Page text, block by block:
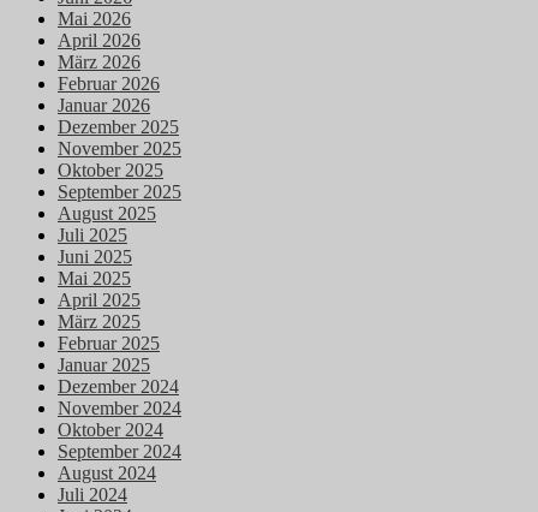
Mai 2026
April 2026
März 2026
Februar 2026
Januar 2026
Dezember 2025
November 2025
Oktober 2025
September 2025
August 2025
Juli 2025
Juni 2025
Mai 2025
April 2025
März 2025
Februar 2025
Januar 2025
Dezember 2024
November 2024
Oktober 2024
September 2024
August 2024
Juli 2024